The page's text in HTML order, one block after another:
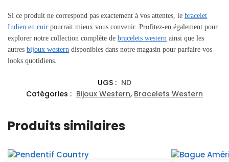
Si ce produit ne correspond pas exactement à vos attentes, le bracelet
Indien en cuir pourrait mieux vous convenir. Profitez-en également pour
explorer notre collection complète de bracelets western ainsi que les
autres bijoux western disponibles dans notre magasin pour parfaire vos
looks quotidiens.
UGS : ND
Catégories : Bijoux Western, Bracelets Western
Produits similaires